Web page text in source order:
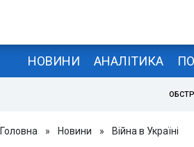
НОВИНИ АНАЛІТИКА
Головна » Новини » Війна в Україні